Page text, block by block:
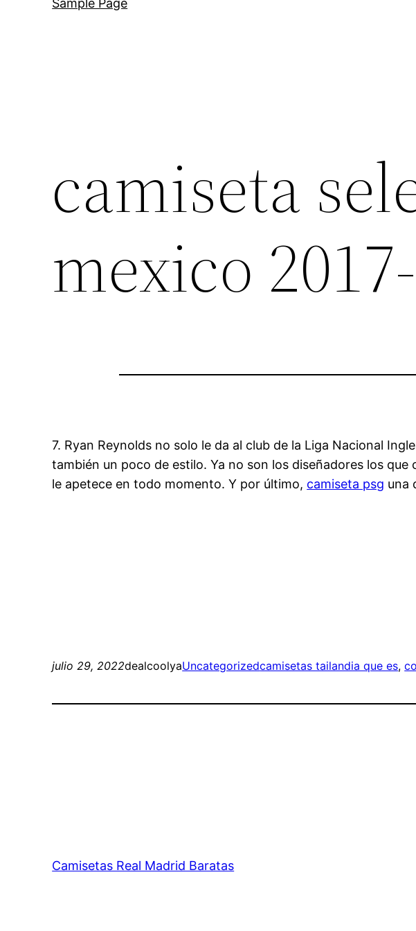
Sample Page
camiseta
mexico
7. Ryan Reynolds no solo le da al club de la Liga Nacional
también un poco de estilo. Ya no son los diseñadores los que
le apetece en todo momento. Y por último, camiseta psg una
julio 29, 2022dealcoolyaUncategorizedcamisetas tailandia que es,
Camisetas Real Madrid Baratas